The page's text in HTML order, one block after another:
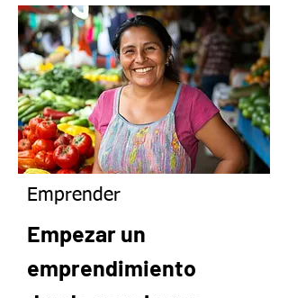
Emprender
Empezar un
emprendimiento